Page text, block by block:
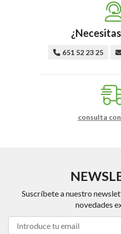
651 52 23 25
consulta
Suscríbete a nuestro
novedades